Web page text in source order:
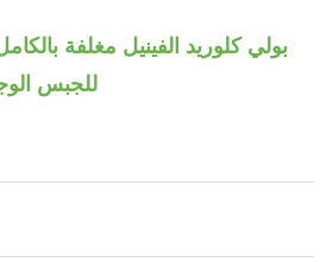
بولي كلوريد الفينيل مغلفة
للجبس